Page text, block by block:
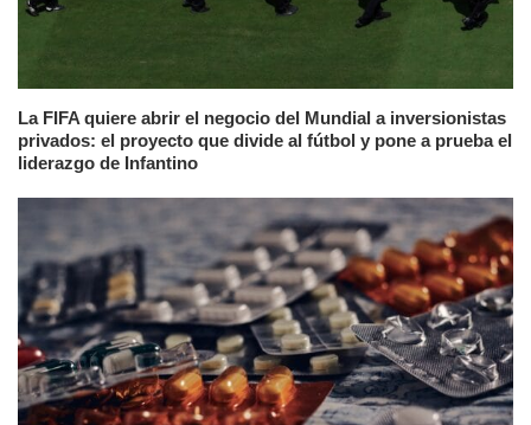
La FIFA quiere abrir el negocio del Mundial a inversionistas
privados: el proyecto que divide al fútbol y pone a prueba el
liderazgo de Infantino